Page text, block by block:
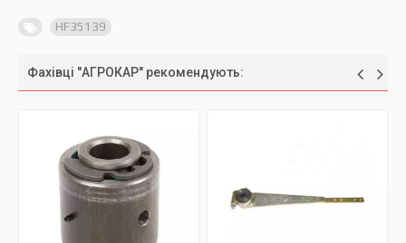
HF35139
Фахівці "АГРОКАР" рекомендують: